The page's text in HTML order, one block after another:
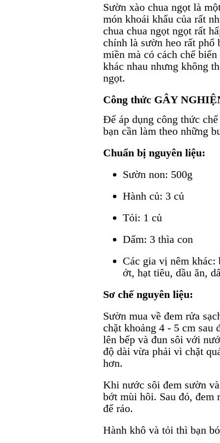
Sườn xào chua ngọt là
món khoái khẩu của rất
chua chua ngọt ngọt rất
chính là sườn heo rất phổ
miền mà có cách chế
khác nhau nhưng không
ngọt.
Công thức GÂY
Để áp dụng công thức
bạn cần làm theo những
Chuẩn bị nguyên liệu:
Sườn non: 500g
Hành củ: 3 củ
Tỏi: 1 củ
Dấm: 3 thìa con
Các gia vị nêm
ớt, hạt tiêu, dầu ăn,
Sơ chế nguyên liệu:
Sườn mua về đem rửa
chặt khoảng 4 - 5 cm
lên bếp và đun sôi với
độ dài vừa phải vì chặt
hơn.
Khi nước sôi đem sườn
bớt mùi hôi. Sau đó, đem
để ráo.
Hành khô và tỏi thì bạn